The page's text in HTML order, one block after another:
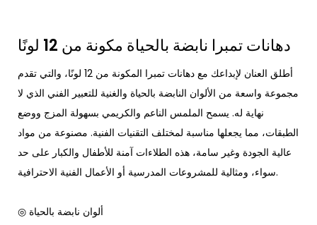
أطلق العنان لإبداعك مع دهانات تمبرا المكونة من 12 لونًا، والتي تقدم
مجموعة واسعة من الألوان النابضة بالحياة والغنية للتعبير الفني الذي لا
نهاية له. يسمح الملمس الناعم والكريمي بسهولة المزج ووضع
الطبقات، مما يجعلها مناسبة لمختلف التقنيات الفنية. مصنوعة من مواد
عالية الجودة وغير سامة، هذه الطلاءات آمنة للأطفال والكبار على حد
سواء، ومثالية للمشروعات المدرسية أو الأعمال الفنية الاحترافية.